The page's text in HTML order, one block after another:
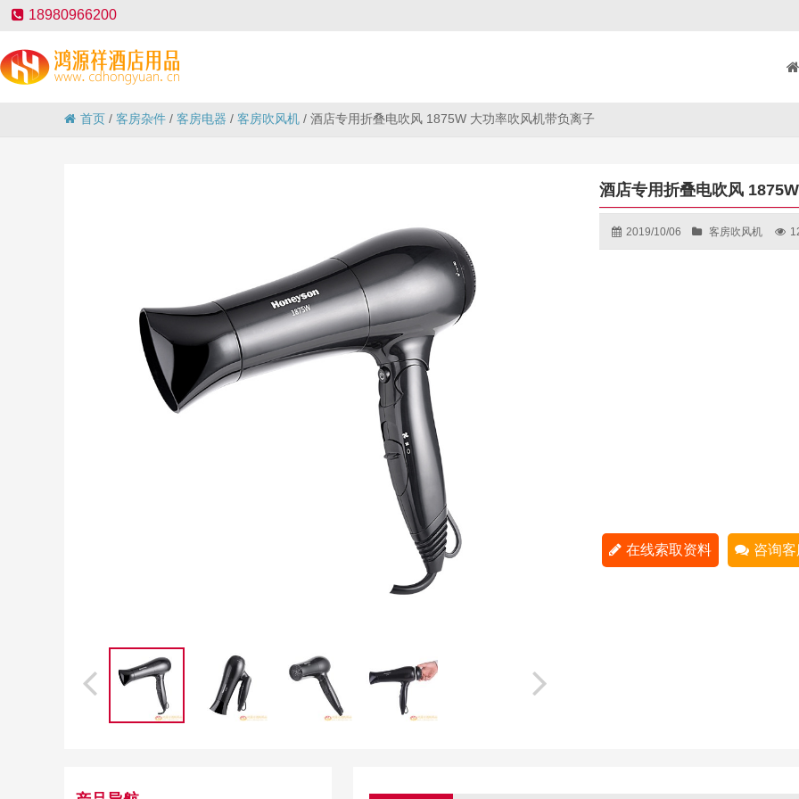
18980966200
首页 / 客房杂件 / 客房电器 / 客房吹风机 / 酒店专用折叠电吹风 1875W 大功率吹风机带负离子
酒店专用折叠电吹风
2019/10/06 客房吹风机
在线索取资料 咨询